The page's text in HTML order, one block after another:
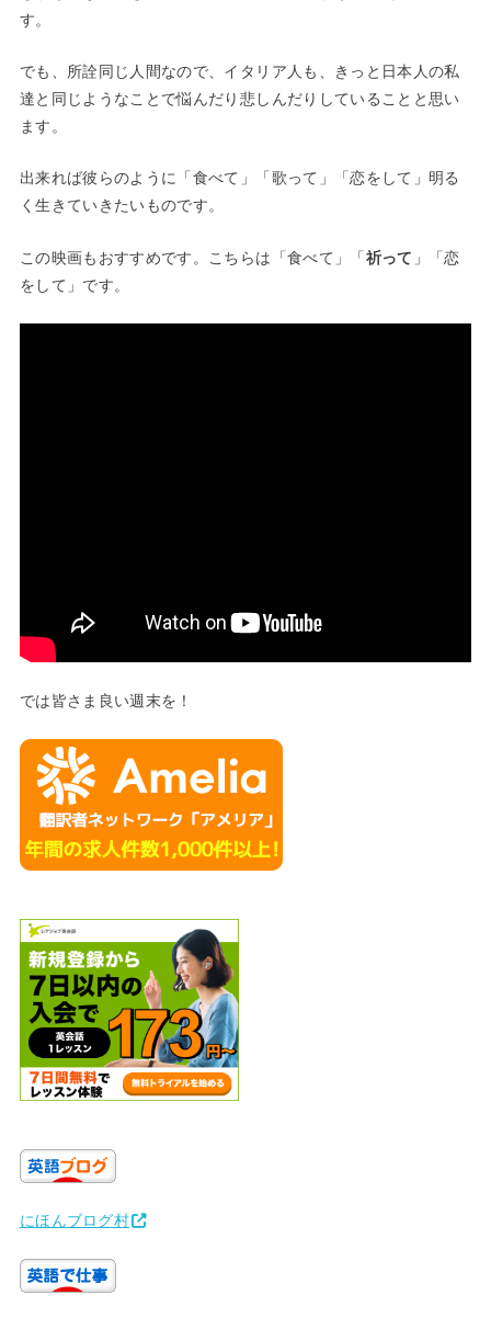
す。
でも、所詮同じ人間なので、イタリア人も、きっと日本人の私
達と同じようなことで悩んだり悲しんだりしていることと思い
ます。
出来れば彼らのように「食べて」「歌って」「恋をして」明る
く生きていきたいものです。
この映画もおすすめです。こちらは「食べて」「祈って 」「恋
をして」です。
では皆さま良い週末を！
にほんブログ村